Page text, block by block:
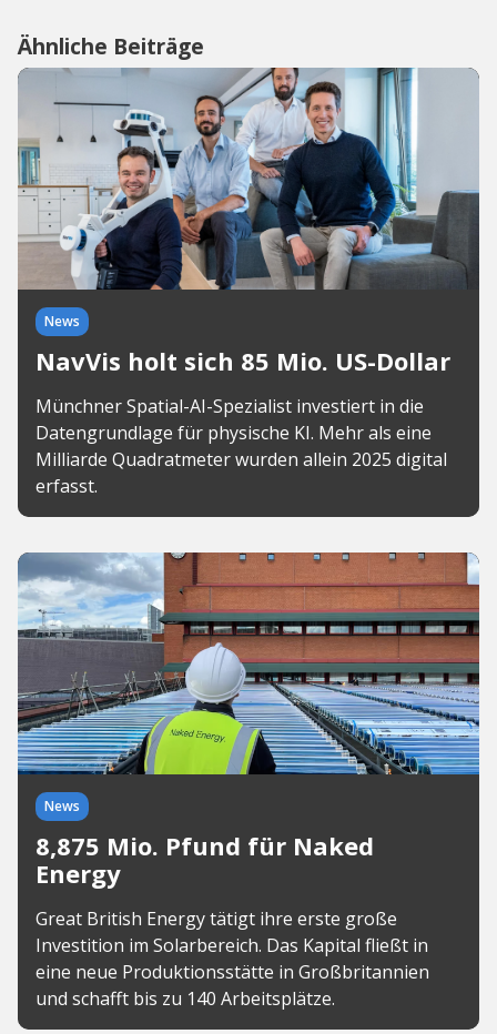
Ähnliche Beiträge
News
NavVis holt sich 85 Mio. US-Dollar
Münchner Spatial-AI-Spezialist investiert in die
Datengrundlage für physische KI. Mehr als eine
Milliarde Quadratmeter wurden allein 2025 digital
erfasst.
News
8,875 Mio. Pfund für Naked
Energy
Great British Energy tätigt ihre erste große
Investition im Solarbereich. Das Kapital fließt in
eine neue Produktionsstätte in Großbritannien
und schafft bis zu 140 Arbeitsplätze.